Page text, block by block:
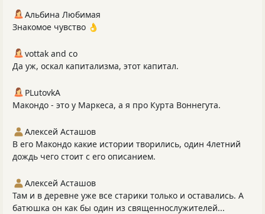
Альбина Любимая
Знакомое чувство 👌
vottak and co
Да уж, оскал капитализма, этот капитал.
PLutоvkА
Макондо - это у Маркеса, а я про Курта Воннегута.
Алексей Асташов
В его Макондо какие истории творились, один 4летний
дождь чего стоит с его описанием.
Алексей Асташов
Там и в деревне уже все старики только и оставались. А
батюшка он как бы один из священнослужителей...